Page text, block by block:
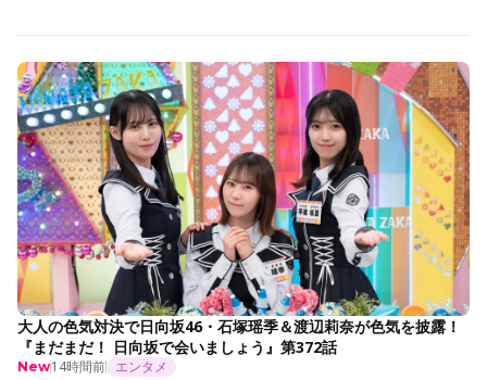
大人の色気対決で日向坂46・石塚瑶季＆渡辺莉奈が色気を披露！
『まだまだ！ 日向坂で会いましょう』第372話
New14時間前 エンタメ